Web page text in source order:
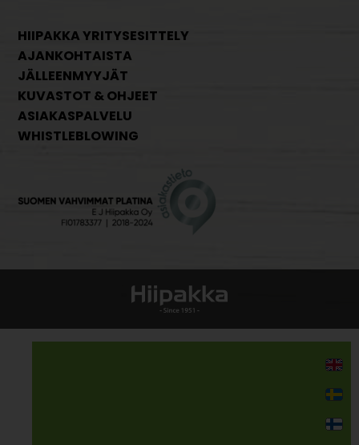
HIIPAKKA YRITYSESITTELY
AJANKOHTAISTA
JÄLLEENMYYJÄT
KUVASTOT & OHJEET
ASIAKASPALVELU
WHISTLEBLOWING